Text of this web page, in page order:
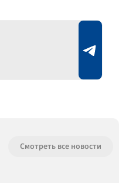
Смотреть все новости